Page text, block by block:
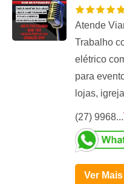
Atende
Trabalho
elétrico
para
lojas,
(27) 9968...
Ver Mais